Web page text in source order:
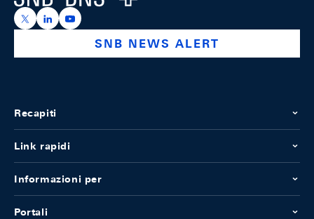
https://x.com/snb_bns
https://ch.linkedin.com/company/swiss-national-
https://www.youtube.com/@swissnationalbank
SNB NEWS ALERT
Recapiti
Link rapidi
Informazioni per
Portali